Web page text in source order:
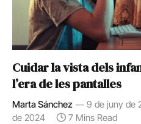
Cuidar la vista dels
l’era de les pantalles
Marta Sánchez 9 de juny de
de 2024
7 Mins Read